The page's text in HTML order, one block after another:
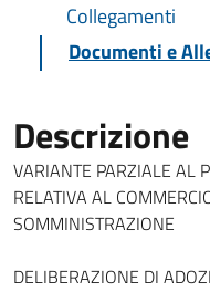
Collegamenti
Documenti e
Descrizione
VARIANTE PARZIALE AL
RELATIVA AL
SOMMINISTRAZIONE
DELIBERAZIONE DI